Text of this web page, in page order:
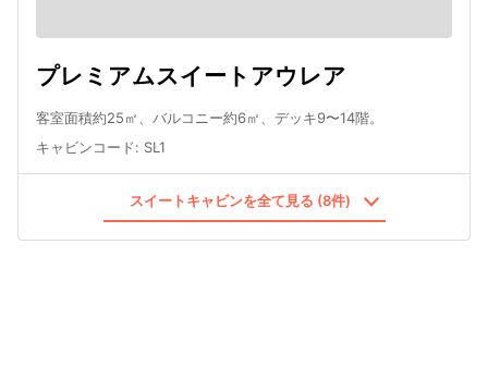
プレミアムスイートアウレア
客室面積約25㎡、バルコニー約6㎡、デッキ9〜14階。
キャビンコード: SL1
スイートキャビンを全て見る (8件)